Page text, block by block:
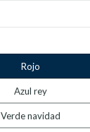
Rojo
Azul rey
Verde navidad